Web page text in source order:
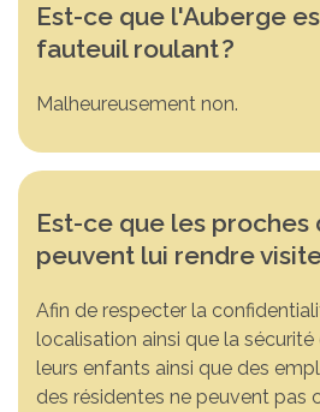
Est-ce que l'Auberge
fauteuil roulant?
Malheureusement non.
Est-ce que les
peuvent lui rendre
Afin de respecter la
localisation ainsi que la
leurs enfants ainsi que des
des résidentes ne peuvent pas